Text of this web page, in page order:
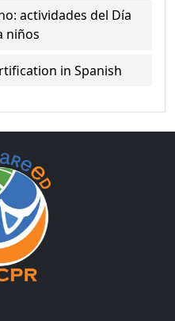
actividades del Día
niños
in Spanish